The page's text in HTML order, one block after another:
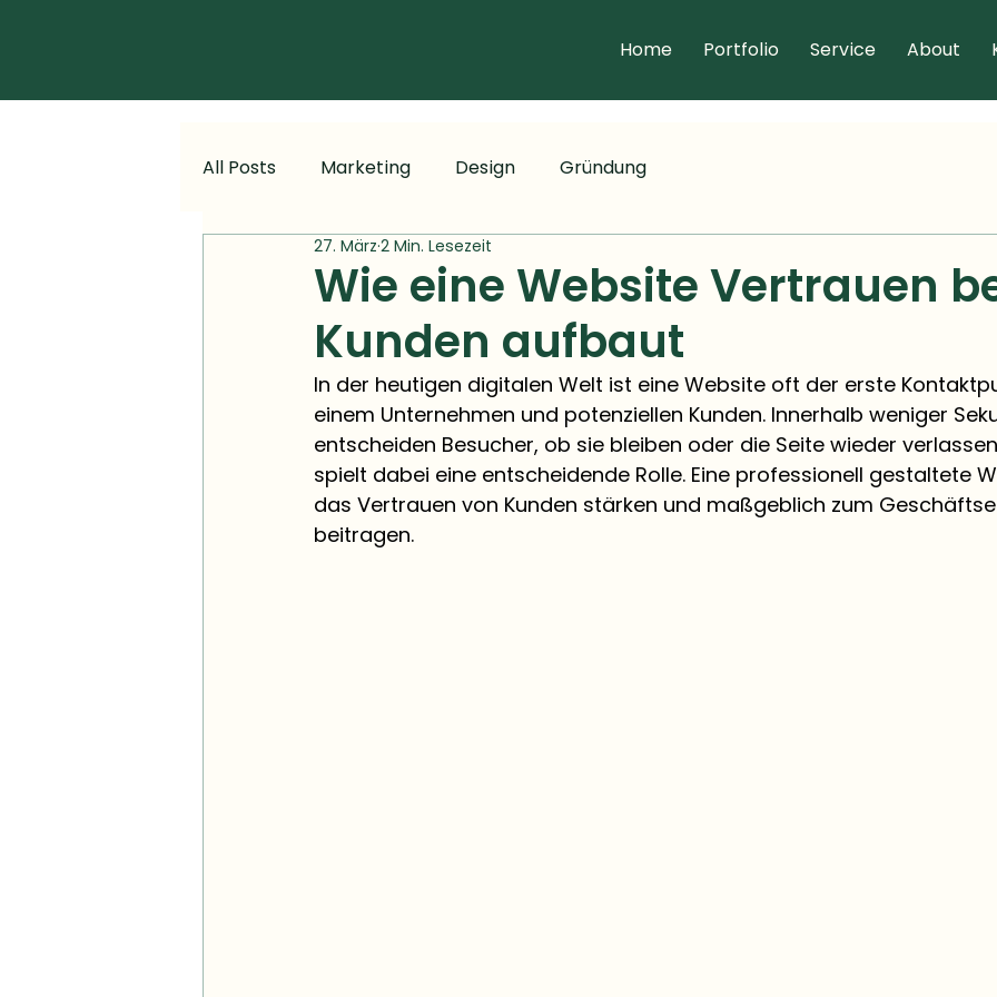
Home Portfolio Service About
All Posts Marketing Design Gründung
Wie eine Website Vertrauen
Kunden aufbaut
27. März 2 Min. Lesezeit
In der heutigen digitalen Welt ist eine Website oft der erste
einem Unternehmen und potenziellen Kunden. Innerhalb weniger
entscheiden Besucher, ob sie bleiben oder die Seite wieder
spielt dabei eine entscheidende Rolle. Eine professionell gestaltete
das Vertrauen von Kunden stärken und maßgeblich zum
beitragen.